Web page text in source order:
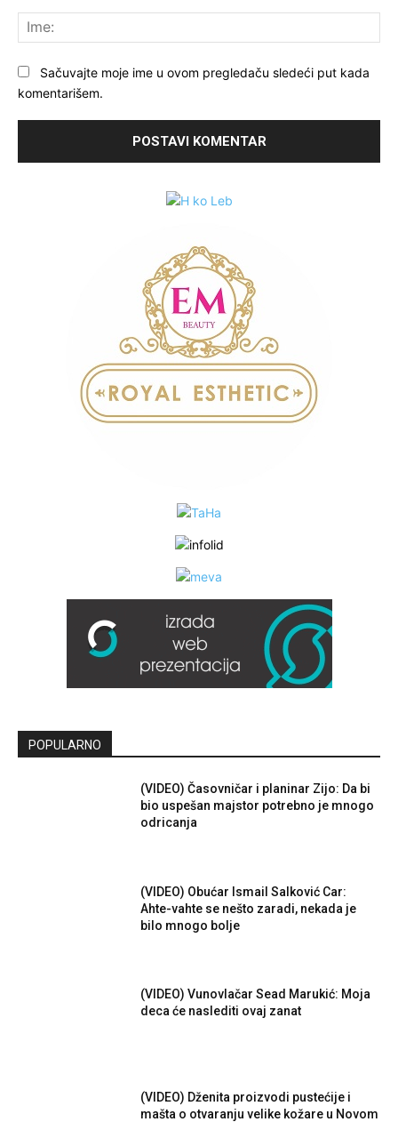
Sačuvajte moje ime u ovom pregledaču sledeći put kada
komentarišem.
POPULARNO
(VIDEO) Časovničar i planinar Zijo: Da bi
bio uspešan majstor potrebno je mnogo
odricanja
(VIDEO) Obućar Ismail Salković Car:
Ahte-vahte se nešto zaradi, nekada je
bilo mnogo bolje
(VIDEO) Vunovlačar Sead Marukić: Moja
deca će naslediti ovaj zanat
(VIDEO) Dženita proizvodi pustećije i
mašta o otvaranju velike kožare u Novom